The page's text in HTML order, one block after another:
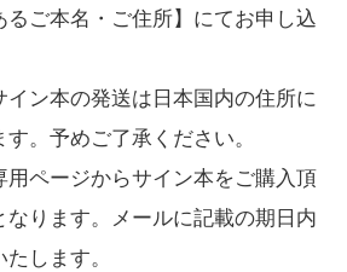
るご本名・ご住所】にてお申し込
イン本の発送は日本国内の住所に
。予めご了承ください。
用ページからサイン本をご購入頂
なります。メールに記載の期日内
します。